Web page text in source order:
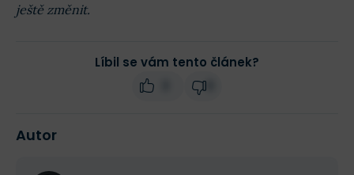
ještě změnit.
Líbil se vám tento článek?
Autor